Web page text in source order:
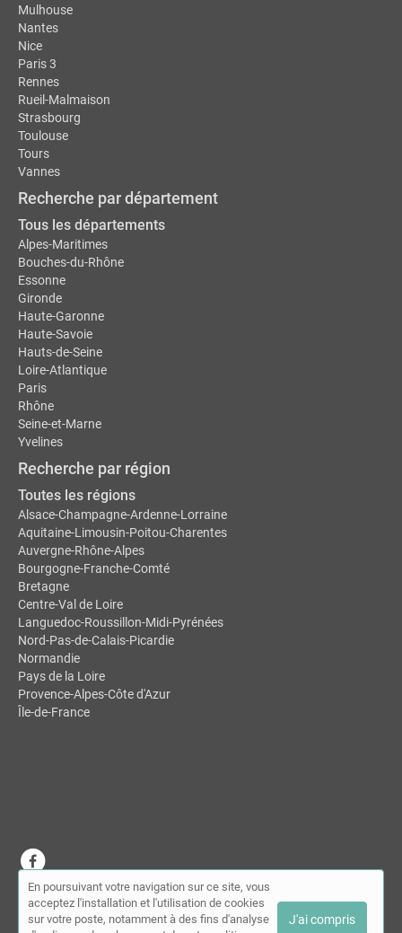
Mulhouse
Nantes
Nice
Paris 3
Rennes
Rueil-Malmaison
Strasbourg
Toulouse
Tours
Vannes
Recherche par département
Tous les départements
Alpes-Maritimes
Bouches-du-Rhône
Essonne
Gironde
Haute-Garonne
Haute-Savoie
Hauts-de-Seine
Loire-Atlantique
Paris
Rhône
Seine-et-Marne
Yvelines
Recherche par région
Toutes les régions
Alsace-Champagne-Ardenne-Lorraine
Aquitaine-Limousin-Poitou-Charentes
Auvergne-Rhône-Alpes
Bourgogne-Franche-Comté
Bretagne
Centre-Val de Loire
Languedoc-Roussillon-Midi-Pyrénées
Nord-Pas-de-Calais-Picardie
Normandie
Pays de la Loire
Provence-Alpes-Côte d'Azur
Île-de-France
© MDSL | Annuaire des chiropracteurs 2026 |
compte|Contact
En poursuivant votre navigation sur ce site, vous
acceptez l'installation et l'utilisation de cookies
sur votre poste, notamment à des fins d'analyse
J'ai compris